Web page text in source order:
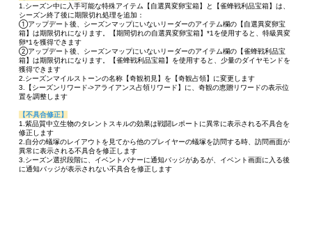
1.シーズン中に入手可能な特殊アイテム【自選異変卵宝箱】と【雀蜂戦利品宝箱】は、
シーズン終了後に期限切れ処理を追加：
①アップデート後、シーズンマップにいないリーダーのアイテム欄の【自選異変卵宝
箱】は期限切れになります。【期間切れの自選異変卵宝箱】*1を使用すると、特級異変
卵*1を獲得できます
②アップデート後、シーズンマップにいないリーダーのアイテム欄の【雀蜂戦利品宝
箱】は期限切れになります。【雀蜂戦利品宝箱】を使用すると、少量のダイヤモンドを
獲得できます
2.シーズンマイルストーンの名称【奇観初見】を【奇観占領】に変更します
3.【シーズンリワード->アライアンス占領リワード】に、奇観の恵贈リワードの表示位
置を調整します
【不具合修正】
1.紫品質中立生物のタレントスキルの効果は戦闘レポートに異常に表示される不具合を
修正します
2.自分の蟻塚のレイアウトを見てから他のプレイヤーの蟻塚を訪問する時、訪問画面が
異常に表示される不具合を修正します
3.シーズン選択段階に、イベントバナーに通知バッジがあるが、イベント画面に入る後
に通知バッジが表示されない不具合を修正します